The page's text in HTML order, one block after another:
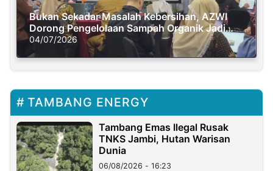
Bukan Sekadar Masalah Kebersihan, AZWI
Dorong Pengelolaan Sampah Organik Jadi
Solusi Krisis Iklim
04/07/2026
TAMBANG ENERGY
Tambang Emas Ilegal Rusak
TNKS Jambi, Hutan Warisan
Dunia
06/08/2026 - 16:23